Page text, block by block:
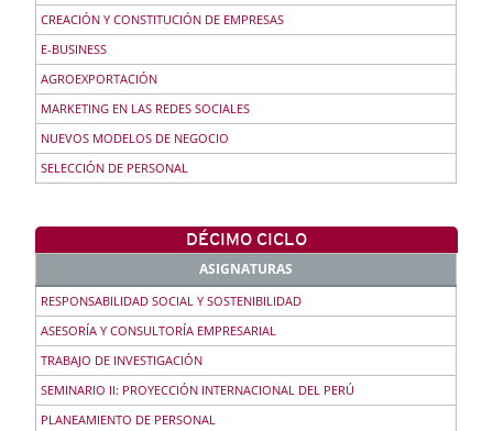
CREACIÓN Y CONSTITUCIÓN DE EMPRESAS
E-BUSINESS
AGROEXPORTACIÓN
MARKETING EN LAS REDES SOCIALES
NUEVOS MODELOS DE NEGOCIO
SELECCIÓN DE PERSONAL
DÉCIMO CICLO
ASIGNATURAS
RESPONSABILIDAD SOCIAL Y SOSTENIBILIDAD
ASESORÍA Y CONSULTORÍA EMPRESARIAL
TRABAJO DE INVESTIGACIÓN
SEMINARIO II: PROYECCIÓN INTERNACIONAL DEL PERÚ
PLANEAMIENTO DE PERSONAL